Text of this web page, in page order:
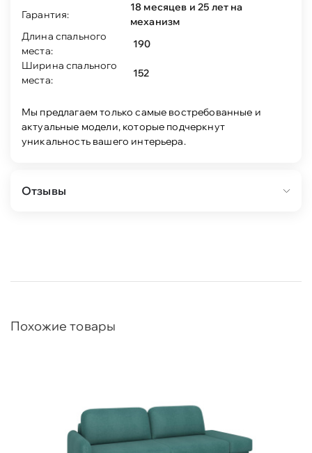
Гарантия:
18 месяцев и 25 лет на
механизм
Длина спального
места:
190
Ширина спального
места:
152
Мы предлагаем только самые востребованные и
актуальные модели, которые подчеркнут
уникальность вашего интерьера.
Отзывы
Похожие товары